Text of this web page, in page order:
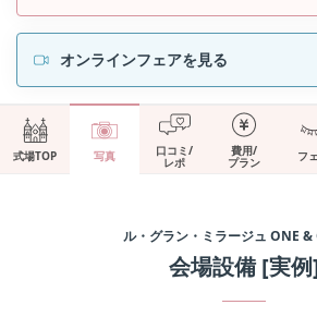
オンラインフェアを見る
式場TOP 写真 口コミ/
レポ
費用/
プラン フ
ル・グラン・ミラージュ ONE &
会場設備[実